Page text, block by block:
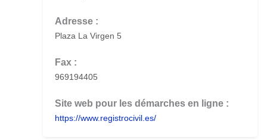
Adresse :
Plaza La Virgen 5
Fax :
969194405
Site web pour les démarches en ligne :
https://www.registrocivil.es/